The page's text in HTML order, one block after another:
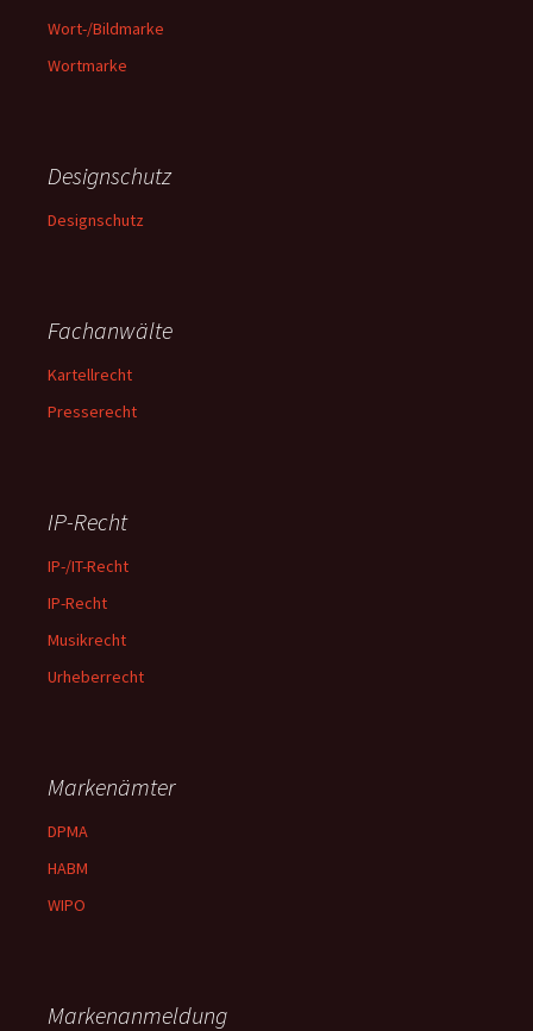
Wort-/Bildmarke
Wortmarke
Designschutz
Designschutz
Fachanwälte
Kartellrecht
Presserecht
IP-Recht
IP-/IT-Recht
IP-Recht
Musikrecht
Urheberrecht
Markenämter
DPMA
HABM
WIPO
Markenanmeldung